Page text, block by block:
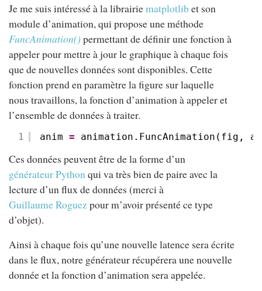
Je me suis intéressé à la librairiematplotlibet son
module d’animation, qui propose une méthode
FuncAnimation() permettant de définir une fonction à
appeler pour mettre à jour le graphique à chaque fois
que de nouvelles données sont disponibles. Cette
fonction prend en paramètre la figure sur laquelle
nous travaillons, la fonction d’animation à appeler et
l’ensemble de données à traiter.
1 anim = animation.FuncAnimation(fig,
Ces données peuvent être de la forme d’un
générateur Pythonqui va très bien de paire avec la
lecture d’un flux de données (merci à
Guillaume Roguezpour m’avoir présenté ce type
d’objet).
Ainsi à chaque fois qu’une nouvelle latence sera écrite
dans le flux, notre générateur récupérera une nouvelle
donnée et la fonction d’animation sera appelée.